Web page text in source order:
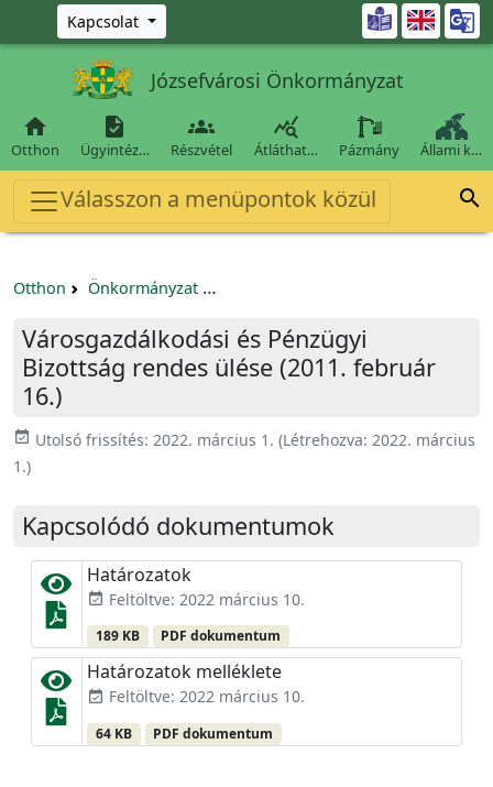
Ugrás a fő tartalomra
Kapcsolat 
Józsefvárosi Önkormányzat

Otthon

Ügyintéz…

Részvétel

Átláthat… Pázmány Állami k…
Válasszon a menüpontok közül 
Otthon Önkormányzat
Városgazdálkodási és Pénzügyi
Bizottság rendes ülése (2011. február
16.)
event_available Utolsó frissítés: 2022. március 1. (Létrehozva: 2022. március
1.)
Kapcsolódó dokumentumok
Határozatok
event_available Feltöltve: 2022 március 10.
189 KB PDF dokumentum
Határozatok melléklete
event_available Feltöltve: 2022 március 10.
64 KB PDF dokumentum